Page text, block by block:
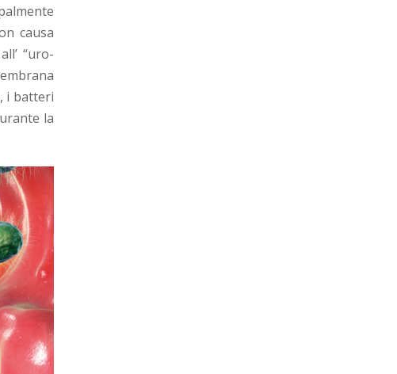
causa
“uro-
i batteri
la